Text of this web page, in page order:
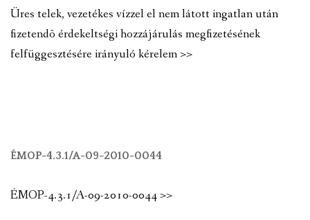
Üres telek, vezetékes vízzel el nem látott ingatlan után
fizetendõ érdekeltségi hozzájárulás megfizetésének
felfüggesztésére irányuló kérelem >>
ÉMOP-4.3.1/A-09-2010-0044
ÉMOP-4.3.1/A-09-2010-0044 >>